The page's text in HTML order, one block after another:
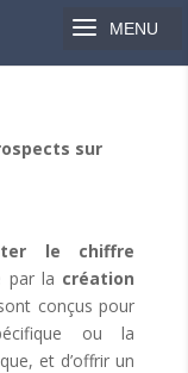
sur
le chiffre
par la création
conçus pour
ou la
et d’offrir un